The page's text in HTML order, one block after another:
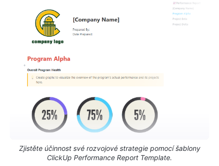
Zjistěte účinnost své rozvojové strategie pomocí šablony
ClickUp Performance Report Template.